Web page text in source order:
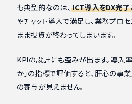
も典型的なのは、 ICT導入をDX完了
やチャット導入で満足し、業務プロ
まま投資が終わってしまいます。
KPIの設計にも歪みが出ます。導入
か」の指標で評価すると、肝心の事
の寄与が見えません。